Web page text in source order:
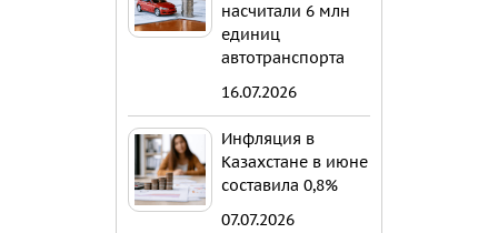
насчитали 6 млн
единиц
автотранспорта
16.07.2026
Инфляция в
Казахстане в июне
составила 0,8%
07.07.2026